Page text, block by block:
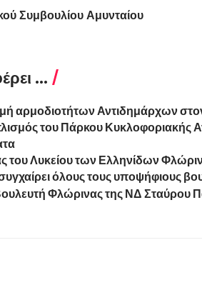
Συμβουλίου Αμυνταίου
...
αρμοδιοτήτων Αντιδημάρχων
του Πάρκου Κυκλοφοριακής
του Λυκείου των Ελληνίδων
όλους τους υποψήφιους
Φλώρινας της ΝΔ